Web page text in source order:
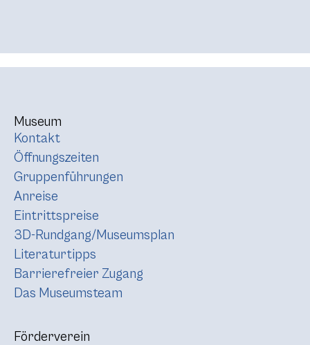
Museum
Kontakt
Öffnungszeiten
Gruppenführungen
Anreise
Eintrittspreise
3D-Rundgang/Museumsplan
Literaturtipps
Barrierefreier Zugang
Das Museumsteam
Förderverein